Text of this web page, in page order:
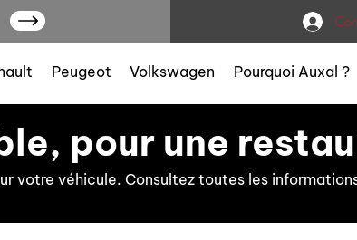
Peugeot Volkswagen Pourquoi Auxal ?
pour une
votre véhicule. Consultez toutes les